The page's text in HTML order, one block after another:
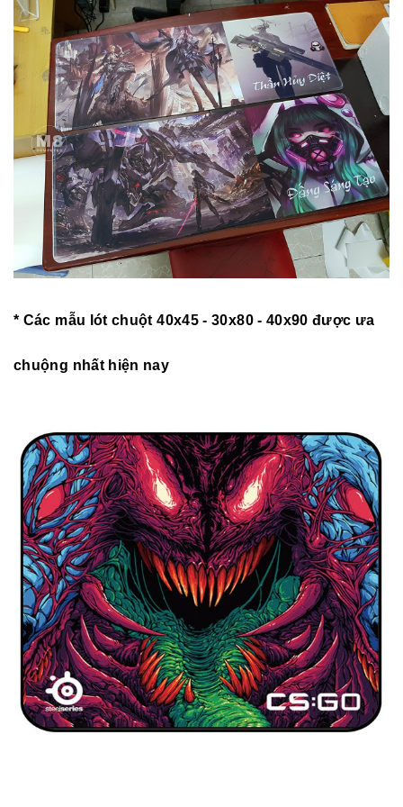
* Các mẫu lót chuột 40x45 - 30x80 - 40x90 được ưa
chuộng nhất hiện nay